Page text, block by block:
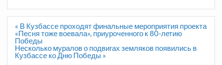
Навигация
по
записям
« В Кузбассе проходят финальные мероприятия проекта
«Песня тоже воевала», приуроченного к 80-летию
Победы
Несколько муралов о подвигах земляков появились в
Кузбассе ко Дню Победы »